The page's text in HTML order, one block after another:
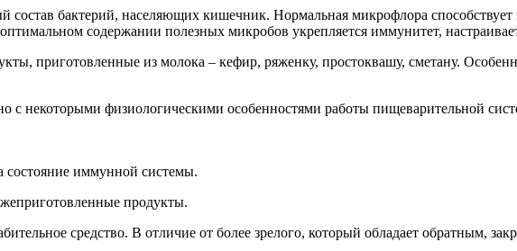
состав бактерий, населяющих кишечник. Нормальная микрофлора
содержании полезных микробов укрепляется иммунитет,
приготовленные из молока – кефир, ряженку, простоквашу, сметану.
с некоторыми физиологическими особенностями работы пищеварительной
иммунной системы.
продукты.
средство. В отличие от более зрелого, который обладает обратным,